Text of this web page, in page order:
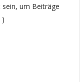
um Beiträge
)